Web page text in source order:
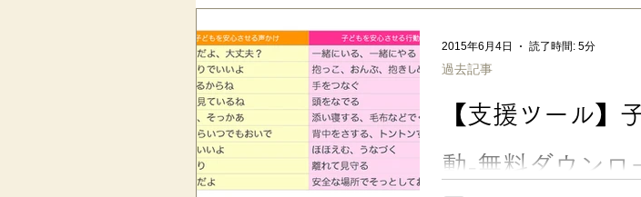
が、うちの子たちを観察してみる
物なんかは、結構気長く待てるの
字を書きました。園児の末っ娘
りやすく。ホントはこんなに沢
【支援ツール】
動-無料ダウンロ
過去記事
2015年6月4日 読了時間: 5分